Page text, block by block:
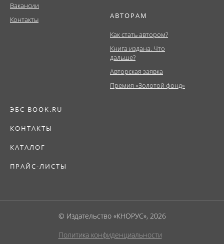
Вакансии
Контакты
АВТОРАМ
Как стать автором?
Книга издана. Что
дальше?
Авторская заявка
Премия «Золотой фонд»
ЭБС BOOK.RU
КОНТАКТЫ
КАТАЛОГ
ПРАЙС-ЛИСТЫ
© Издательство «КНОРУС», 2026
Политика конфиденциальности